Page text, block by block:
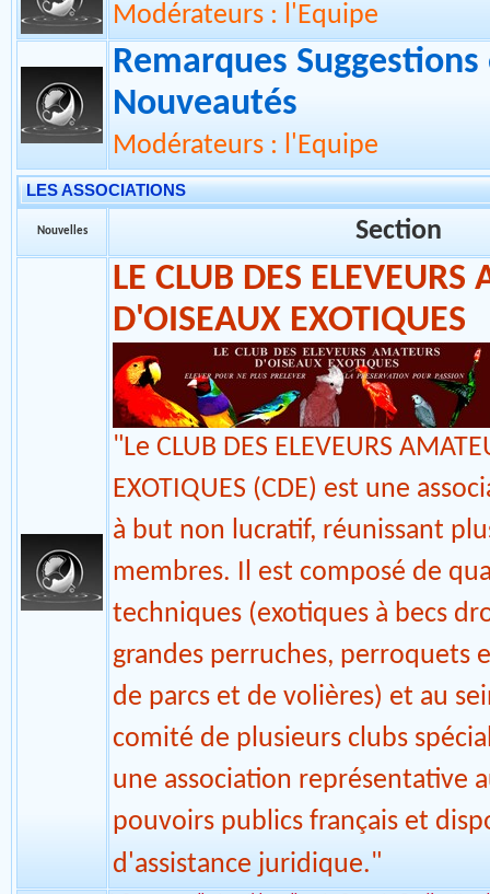
L'Atelier de Plume d'Eau
La Présentation des
Modérateurs : l'Equipe
Remarques Suggestions
Nouveautés
Modérateurs : l'Equipe
LES ASSOCIATIONS
Section
LE CLUB DES ELEVEURS
D'OISEAUX EXOTIQUES
"Le CLUB DES ELEVEURS
EXOTIQUES (CDE) est une
à but non lucratif, réunissant
membres. Il est composé de
techniques (exotiques à becs
grandes perruches, perroquets
de parcs et de volières) et au
comité de plusieurs clubs
une association représentative